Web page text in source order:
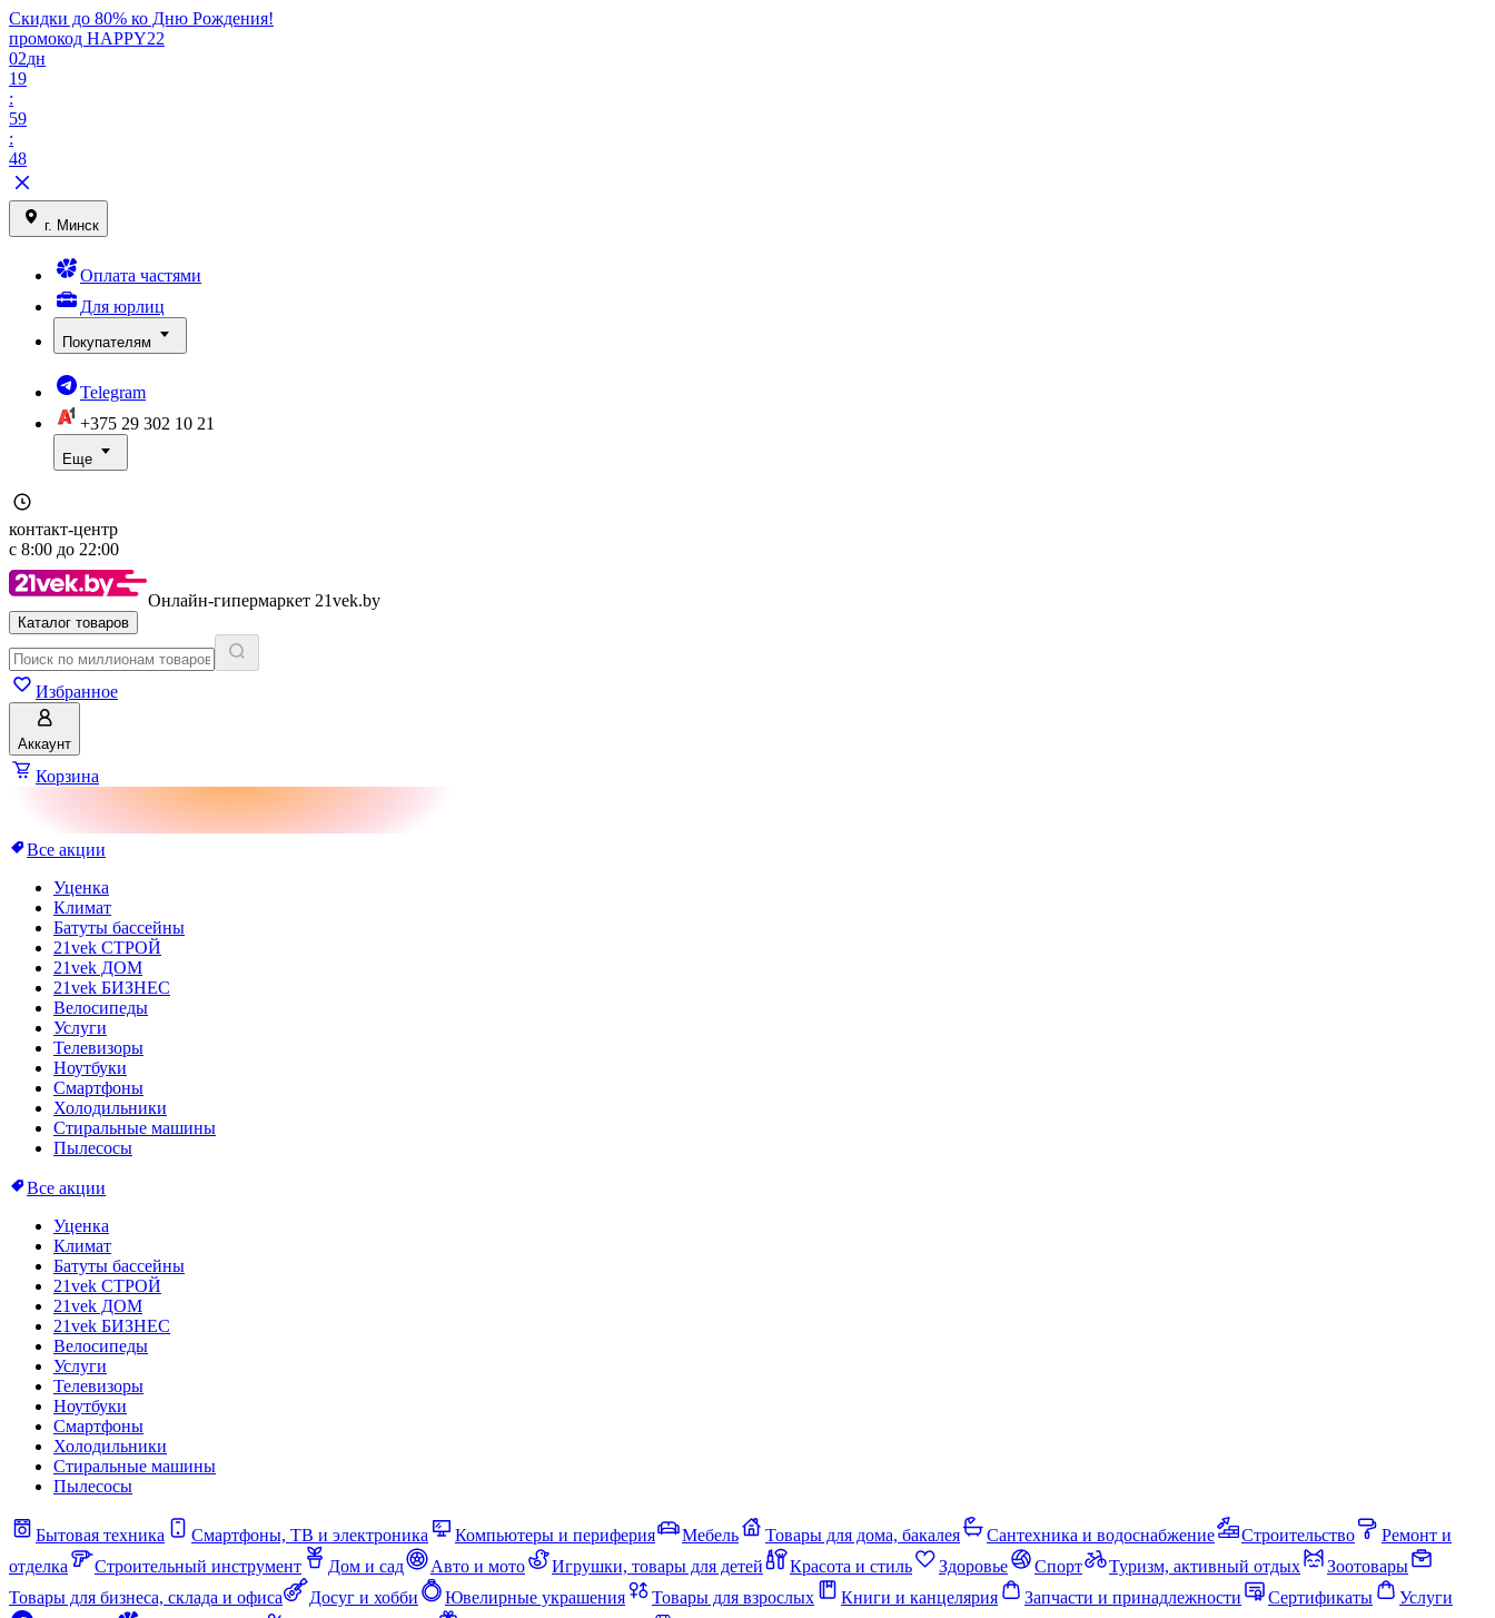
Скидки до 80% ко Дню Рождения!
промокод HAPPY22
02дн
19
:
59
:
48
г. Минск
Оплата частями
Для юрлиц
Покупателям
Telegram
+375 29 302 10 21
Еще
контакт-центр
с 8:00 до 22:00
Онлайн-гипермаркет 21vek.by
Каталог товаров
Избранное
Аккаунт
Корзина
Все акции
Уценка
Климат
Батуты бассейны
21vek СТРОЙ
21vek ДОМ
21vek БИЗНЕС
Велосипеды
Услуги
Телевизоры
Ноутбуки
Смартфоны
Холодильники
Стиральные машины
Пылесосы
Все акции
Уценка
Климат
Батуты бассейны
21vek СТРОЙ
21vek ДОМ
21vek БИЗНЕС
Велосипеды
Услуги
Телевизоры
Ноутбуки
Смартфоны
Холодильники
Стиральные машины
Пылесосы
Бытовая техника Смартфоны, ТВ и электроника Компьютеры и периферия Мебель Товары для дома, бакалея Сантехника и водоснабжение Строительство
Ремонт и
отделка
Строительный инструмент Дом и сад Авто и мото Игрушки, товары для детей Красота и стиль Здоровье Спорт Туризм, активный отдых
Зоотовары
Товары для бизнеса, склада и офиса
Досуг и хобби Ювелирные украшения Товары для взрослых Книги и канцелярия Запчасти и принадлежности Сертификаты
Услуги